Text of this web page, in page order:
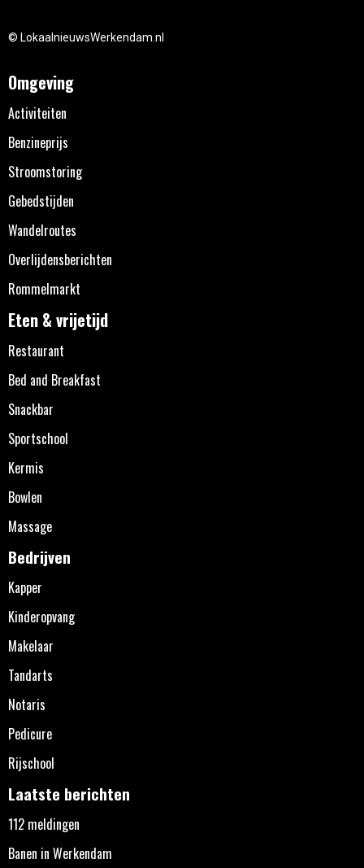
© LokaalnieuwsWerkendam.nl
Omgeving
Activiteiten
Benzineprijs
Stroomstoring
Gebedstijden
Wandelroutes
Overlijdensberichten
Rommelmarkt
Eten & vrijetijd
Restaurant
Bed and Breakfast
Snackbar
Sportschool
Kermis
Bowlen
Massage
Bedrijven
Kapper
Kinderopvang
Makelaar
Tandarts
Notaris
Pedicure
Rijschool
Laatste berichten
112 meldingen
Banen in Werkendam